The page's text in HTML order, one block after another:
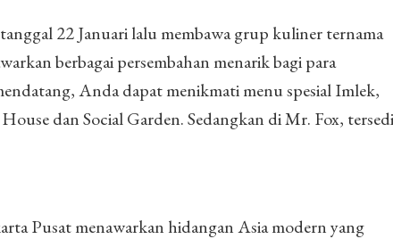
22 Januari lalu membawa grup kuliner ternama
berbagai persembahan menarik bagi para
Anda dapat menikmati menu spesial Imlek,
dan Social Garden. Sedangkan di Mr. Fox,
Pusat menawarkan hidangan Asia modern yang